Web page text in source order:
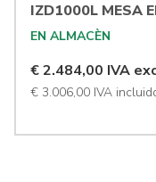
IZD1000L MESA
EN ALMACÈN
€ 2.484,00 IVA
€ 3.006,00 IVA